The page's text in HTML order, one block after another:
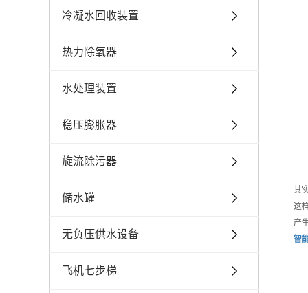
冷凝水回收装置
热力除氧器
水处理装置
稳压膨胀器
旋流除污器
储水罐
无负压供水设备
飞机七步梯
其
这
产
智